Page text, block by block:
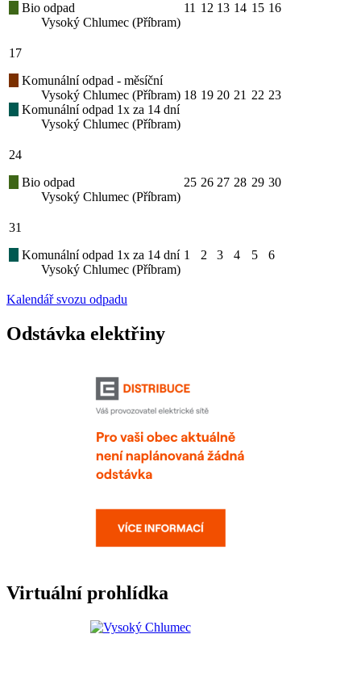
Bio odpad
Vysoký Chlumec (Příbram)
11 12 13 14 15 16
17
Komunální odpad - měsíční
Vysoký Chlumec (Příbram)
Komunální odpad 1x za 14 dní
Vysoký Chlumec (Příbram)
18 19 20 21 22 23
24
Bio odpad
Vysoký Chlumec (Příbram)
25 26 27 28 29 30
31
Komunální odpad 1x za 14 dní
Vysoký Chlumec (Příbram)
1 2 3 4 5 6
Kalendář svozu odpadu
Odstávka elektřiny
Virtuální prohlídka